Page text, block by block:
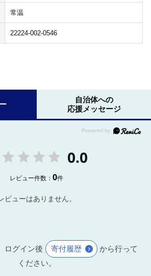
常温
22224-002-0546
自治体への
応援メッセージ
0.0
レビュー件数：0件
ビューはありません。
ログイン後 寄付履歴
から行って
ください。